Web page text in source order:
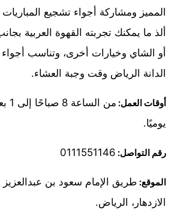
المميز ومشاركة أجواء تشجيع
ألذ ما يمكنك تجربته القهوة العربية
أو الشاي وخيارات أخرى، وتناسب أجواء
الدانة الرياض وقت وجبة العشاء.
أوقات العمل:
من
يوميًا.
رقم التواصل: 0111551146
الموقع: طريق الإمام سعود بن
الازدهار، الرياض.